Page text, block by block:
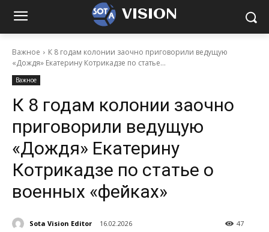
VISION
Важное
К 8 годам колонии заочно приговорили ведущую
«Дождя» Екатерину Котрикадзе по статье...
Важное
К 8 годам колонии заочно
приговорили ведущую
«Дождя» Екатерину
Котрикадзе по статье о
военных «фейках»
Sota Vision Editor 16.02.2026 47